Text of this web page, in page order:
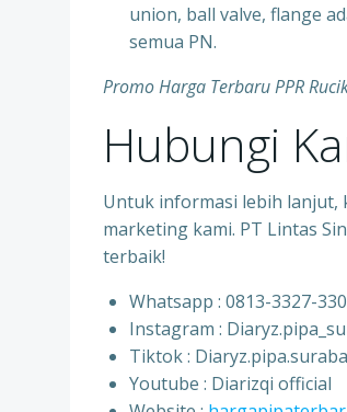
union, ball valve, flange
semua PN.
Promo Harga Terbaru PPR
Hubungi
Untuk informasi lebih lanjut,
marketing kami. PT Lintas
terbaik!
Whatsapp : 0813-3327-
⁠Instagram :
⁠Tiktok :
⁠Youtube : Diarizqi official